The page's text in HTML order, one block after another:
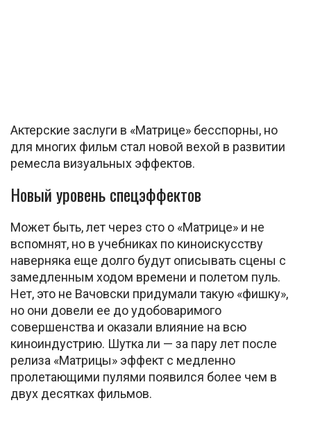
Актерские заслуги в «Матрице» бесспорны, но
для многих фильм стал новой вехой в развитии
ремесла визуальных эффектов.
Новый уровень спецэффектов
Может быть, лет через сто о «Матрице» и не
вспомнят, но в учебниках по киноискусству
наверняка еще долго будут описывать сцены с
замедленным ходом времени и полетом пуль.
Нет, это не Вачовски придумали такую «фишку»,
но они довели ее до удобоваримого
совершенства и оказали влияние на всю
киноиндустрию. Шутка ли — за пару лет после
релиза «Матрицы» эффект с медленно
пролетающими пулями появился более чем в
двух десятках фильмов.